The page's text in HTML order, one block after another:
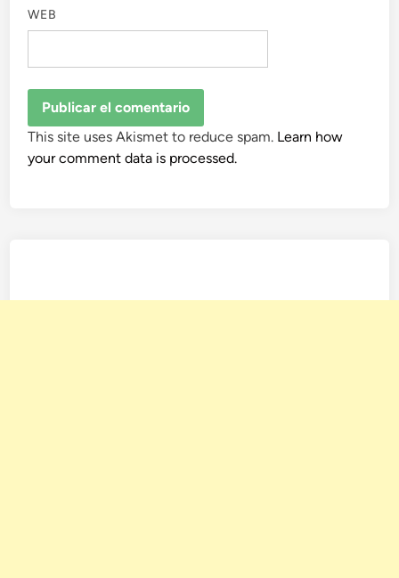
WEB
This site uses Akismet to reduce spam. Learn how
your comment data is processed.